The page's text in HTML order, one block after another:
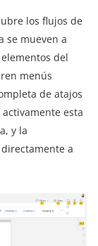
los flujos de
se mueven a
del
menús
de atajos
esta
y la
a